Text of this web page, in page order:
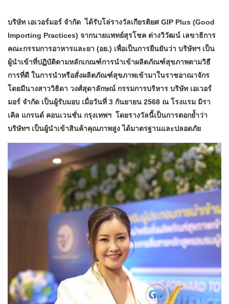
บริษัท เอเวอร์มอร์ จำกัด ได้รับโล่รางวัลเกียรติยศ GIP Plus (Good
Importing Practices) จากนายแพทย์สุรโชค ต่างวิวัฒน์ เลขาธิการ
คณะกรรมการอาหารและยา (อย.) เพื่อเป็นการยืนยันว่า บริษัทฯ เป็น
ผู้นำเข้าที่ปฏิบัติตามหลักเกณฑ์การนำเข้าผลิตภัณฑ์สุขภาพตามวิธี
การที่ดี ในการนำหรือสั่งผลิตภัณฑ์สุขภาพเข้ามาในราชอาณาจักร
โดยมีนางสาววิธิดา วงศ์สุดาลักษณ์ กรรมการบริหาร บริษัท เอเวอร์
มอร์ จำกัด เป็นผู้รับมอบ เมื่อวันที่ 3 กันยายน 2568 ณ โรงแรม มิรา
เคิล แกรนด์ คอนเวนชั่น กรุงเทพฯ โดยรางวัลนี้เป็นการตอกย้ำว่า
บริษัทฯ เป็นผู้นำเข้าสินค้าคุณภาพสูง ได้มาตรฐานและปลอดภัย